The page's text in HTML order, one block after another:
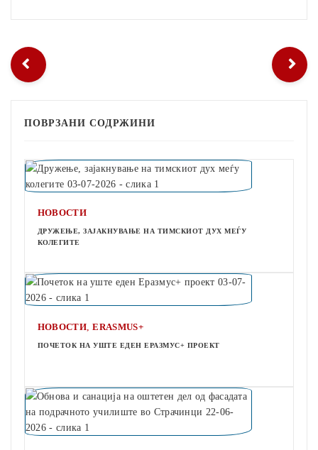
ПОВРЗАНИ СОДРЖИНИ
НОВОСТИ
ДРУЖЕЊЕ, ЗАЈАКНУВАЊЕ НА ТИМСКИОТ ДУХ МЕЃУ
КОЛЕГИТЕ
НОВОСТИ,ERASMUS+
ПОЧЕТОК НА УШТЕ ЕДЕН ЕРАЗМУС+ ПРОЕКТ